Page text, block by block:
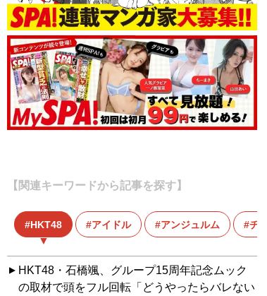
【関連キーワードから記事を探す】
HKT48 アイドル アンジュルム チ
HKT48・石橋颯、グループ15周年記念ムック
の取材で頭をフル回転「どうやったらバレない